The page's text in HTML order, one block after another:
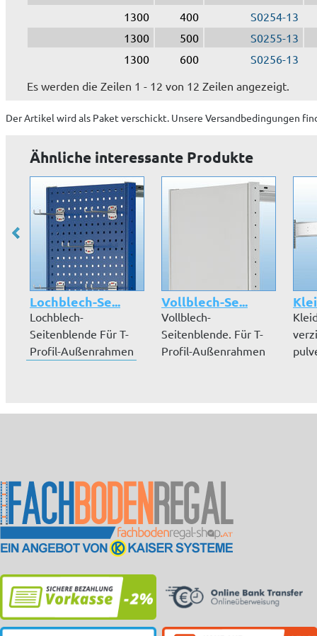
1300
400
S0254-13
1300
500
S0255-13
1300
600
S0256-13
Es werden die Zeilen 1 - 12 von 12 Zeilen angezeigt.
Der Artikel wirdals Paket verschickt. Unsere Versandbedingungen
Ähnliche interessante Produkte
Lochblech-Se...
Lochblech-
Seitenblende Für T-
Profil-Außenrahmen
Vollblech-Se...
Vollblech-
Seitenblende. Für T-
Profil-Außenrahmen